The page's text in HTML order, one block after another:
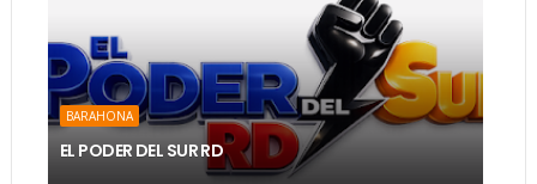
BARAHONA
EL PODER DEL SUR RD